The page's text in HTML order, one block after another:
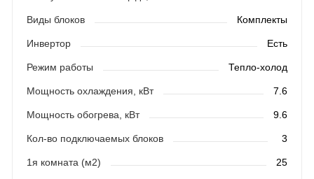
Виды блоков Комплекты
Инвертор Есть
Режим работы Тепло-холод
Мощность охлаждения, кВт 7.6
Мощность обогрева, кВт 9.6
Кол-во подключаемых блоков 3
1я комната (м2) 25